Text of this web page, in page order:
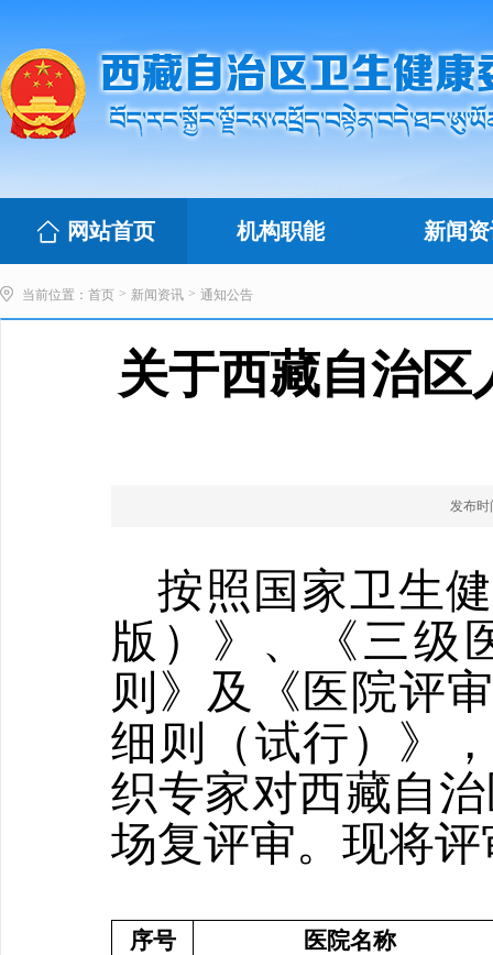
网站首页 机构职能 新闻
当前位置： 首页 > 新闻资讯 > 通知公告
关于西藏自治区
发布时
按照国家卫生
版）》、《三级
则》及《医院评
细则（试行）》
织专家对西藏自
场复评审。现将
序号
医院名称